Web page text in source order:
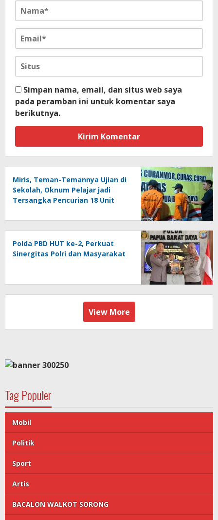
Simpan nama, email, dan situs web saya
pada peramban ini untuk komentar saya
berikutnya.
Miris, Teman-Temannya Ujian di
Sekolah, Oknum Pelajar jadi
Tersangka Pencurian 18 Unit
Polda PBD HUT ke-2, Perkuat
Sinergitas Polri dan Masyarakat
View More
Tag Populer
Mobil
Politik
Sport
Artis
BACALON WALKOT SORONG